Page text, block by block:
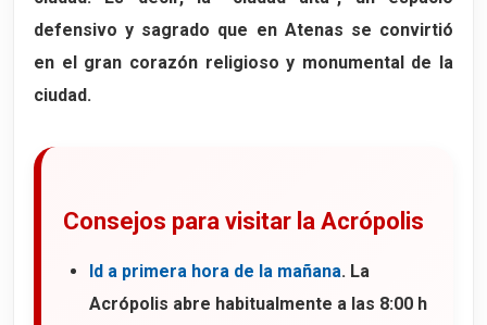
defensivo y sagrado que en Atenas se convirtió
en el gran corazón religioso y monumental de la
ciudad.
Consejos para visitar la Acrópolis
Id a primera hora de la mañana. La
Acrópolis abre habitualmente a las 8:00 h